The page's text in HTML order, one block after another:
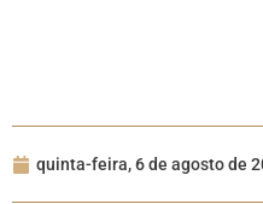
quinta-feira, 6 de agosto de